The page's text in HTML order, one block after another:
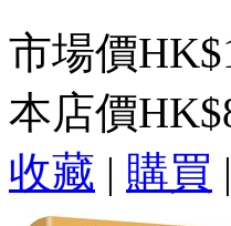
市場價
本店價
收藏 | 購買 |